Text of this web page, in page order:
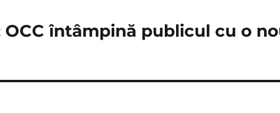
OCC întâmpină publicul cu o